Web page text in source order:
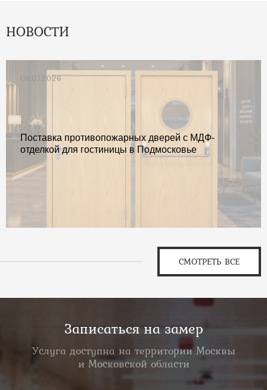
НОВОСТИ
06.07.2026
Поставка противопожарных дверей с МДФ-
отделкой для гостиницы в Подмосковье
СМОТРЕТЬ ВСЕ
Записаться на замер
Услуга доступна на территории Москвы
и Московской области